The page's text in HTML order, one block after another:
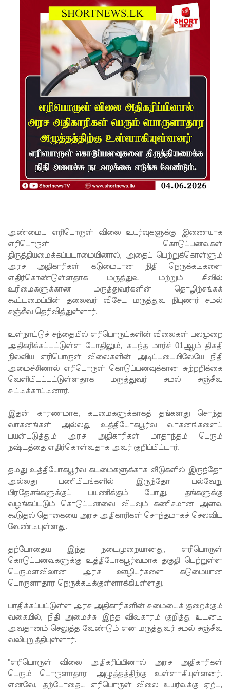
பதற்றம்!
லாஃப்ஸ்
எரிவாயு
விலையிலு
மாற்றமில்
பாகுபாடற்
தரமான
அறிவியலி
ன்
அடித்தள
மாகும் -
பிரதமர்!
நீர்கொழு
ம்பு சிறை
வன்முறை
தொடர்பா
அறிக்கை
ஜனாதிபதி
கட்டார்
சாரிட்டியி
னால்
களுத்து
றை
முஸ்லிம்
மத்திய
ல்
நிர்மாணிக்
நவீன
விஞ்ஞான
அண்மைய எரிபொருள் விலை உயர்வுகளுக்கு இணையாக
எரிபொருள் கொடுப்பனவுகள்
திருத்தியமைக்கப்படாமையினால், அதைப் பெற்றுக்கொள்ளும்
அரச அதிகாரிகள் கடுமையான நிதி நெருக்கடிகளை
எதிர்கொண்டுள்ளதாக மருத்துவ மற்றும் சிவில்
உரிமைகளுக்கான மருத்துவர்களின் தொழிற்சங்கக்
கூட்டமைப்பின் தலைவர் விசேட மருத்துவ நிபுணர் சமல்
சஞ்சீவ தெரிவித்துள்ளார்.
உள்நாட்டுச் சந்தையில் எரிபொருட்களின் விலைகள் பலமுறை
அதிகரிக்கப்பட்டுள்ள போதிலும், கடந்த மார்ச் 01ஆம் திகதி
நிலவிய எரிபொருள் விலைகளின் அடிப்படையிலேயே நிதி
அமைச்சினால் எரிபொருள் கொடுப்பனவுக்கான சுற்றறிக்கை
வெளியிடப்பட்டுள்ளதாக மருத்துவர் சமல் சஞ்சீவ
சுட்டிக்காட்டினார்.
இதன் காரணமாக, கடமைகளுக்காகத் தங்களது சொந்த
வாகனங்கள் அல்லது உத்தியோகபூர்வ வாகனங்களைப்
பயன்படுத்தும் அரச அதிகாரிகள் மாதாந்தம் பெரும்
நஷ்டத்தை எதிர்கொள்வதாக அவர் குறிப்பிட்டார்.
தமது உத்தியோகபூர்வ கடமைகளுக்காக வீடுகளில் இருந்தோ
அல்லது பணியிடங்களில் இருந்தோ பல்வேறு
பிரதேசங்களுக்குப் பயணிக்கும் போது, தங்களுக்கு
வழங்கப்படும் கொடுப்பனவை விடவும் கணிசமான அளவு
கூடுதல் தொகையை அரச அதிகாரிகள் சொந்தமாகச் செலவிட
வேண்டியுள்ளது.
தற்போதைய இந்த நடைமுறையானது, எரிபொருள்
கொடுப்பனவுகளுக்கு உத்தியோகபூர்வமாக தகுதி பெற்றுள்ள
பெருமளவிலான அரச ஊழியர்களை கடுமையான
பொருளாதார நெருக்கடிக்குள்ளாக்கியுள்ளது.
பாதிக்கப்பட்டுள்ள அரச அதிகாரிகளின் சுமையைக் குறைக்கும்
வகையில், நிதி அமைச்சு இந்த விவகாரம் குறித்து உடனடி
அவதானம் செலுத்த வேண்டும் என மருத்துவர் சமல் சஞ்சீவ
வலியுறுத்தியுள்ளார்.
"எரிபொருள் விலை அதிகரிப்பினால் அரச அதிகாரிகள்
பெரும் பொருளாதார அழுத்தத்திற்கு உள்ளாகியுள்ளனர்.
எனவே, தற்போதைய எரிபொருள் விலை உயர்வுக்கு ஏற்ப,